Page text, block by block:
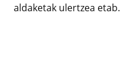
aldaketak ulertzea etab.